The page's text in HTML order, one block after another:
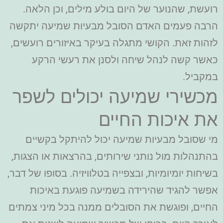
רועשת, שהנוער של היום בולע מילים, וכן הלאה.
הרבה פעמים האדם הסובל מבעיות שמיעה יתקשה
לזהות זאת. הקושי מתגלה בעיקר באיזורים רועשים,
כאשר קשה לנהל שיחה ולסנן את רעשי הרקע
במקביל.
מכשירי שמיעה יכולים לשפר
את איכות החיים
מי שסובל מבעיות שמיעה יכול להיתקל בקשיים
בהתנהלות מול נותני שירותים, בהרצאות או הצגות,
בשיחות יומיומיות, ובצפייה בטלוויזיה. בסופו של דבר,
אפשר להגיד שהירידה בשמיעה פוגעת באיכות
החיים, ופוגשת את הסובלים ממנה בכל מיני צמתים